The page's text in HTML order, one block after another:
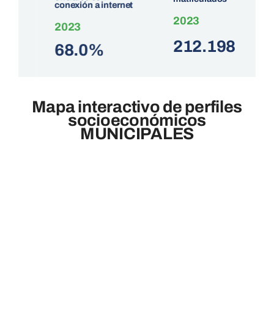
conexión a internet
2023
68.0%
2023
212.198
Mapa interactivo de perfiles
socioeconómicos
MUNICIPALES